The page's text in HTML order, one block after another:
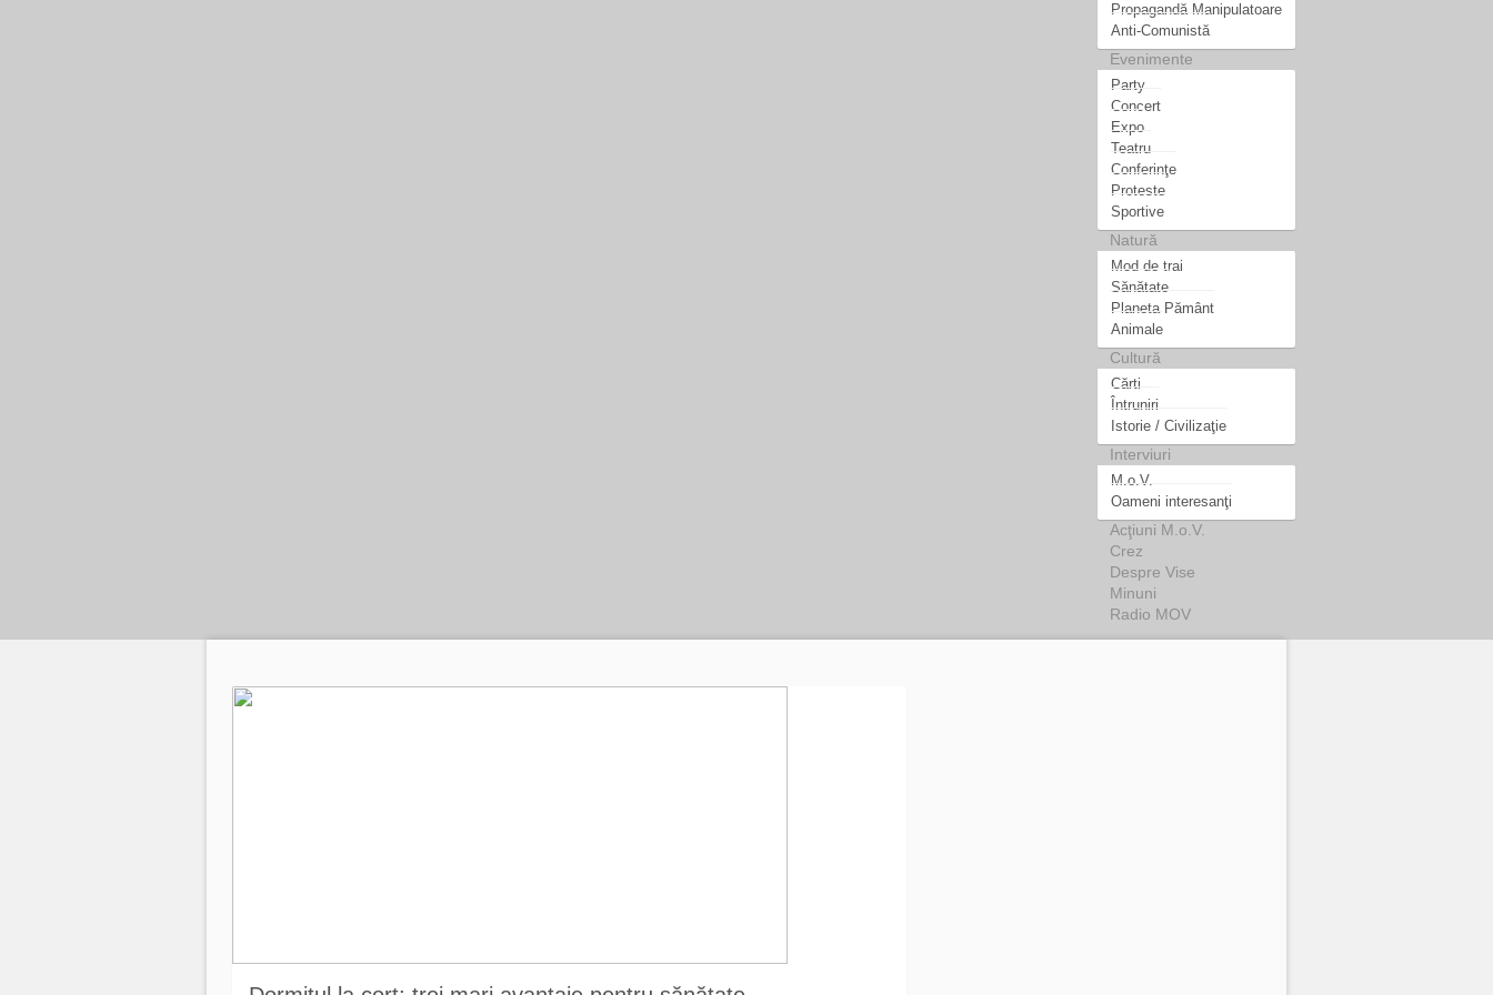
Propagandă Manipulatoare
Anti-Comunistă
Evenimente
Party
Concert
Expo
Teatru
Conferinţe
Proteste
Sportive
Natură
Mod de trai
Sănătate
Planeta Pământ
Animale
Cultură
Cărti
Întruniri
Istorie / Civilizaţie
Interviuri
M.o.V.
Oameni interesanţi
Acţiuni M.o.V.
Crez
Despre Vise
Minuni
Radio MOV